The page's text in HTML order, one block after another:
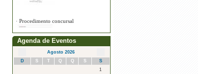
APLICAÇÃO DE HERBICIDA 📢
Procedimento concursal
Agenda de Eventos
Agosto 2026
D
S T Q Q S
S
1